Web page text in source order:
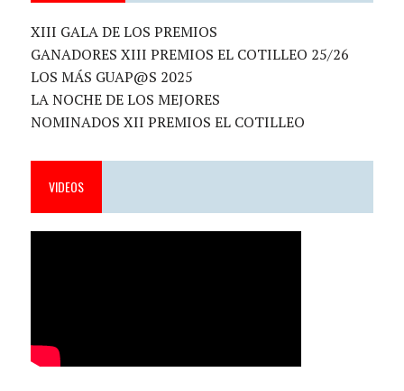
XIII GALA DE LOS PREMIOS
GANADORES XIII PREMIOS EL COTILLEO 25/26
LOS MÁS GUAP@S 2025
LA NOCHE DE LOS MEJORES
NOMINADOS XII PREMIOS EL COTILLEO
VIDEOS